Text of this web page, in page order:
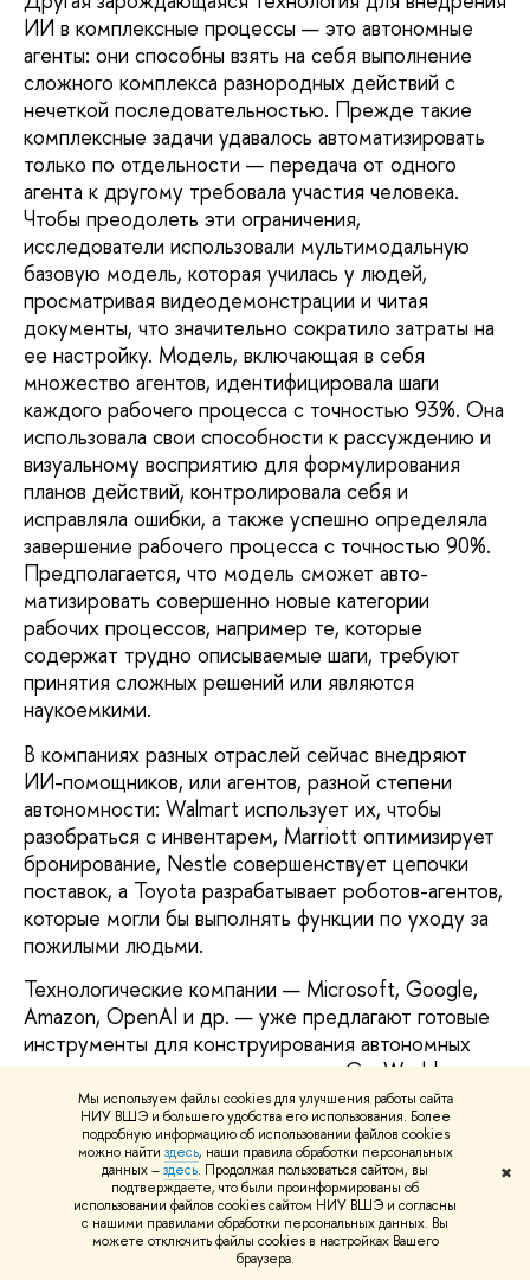
Мы используем файлы cookies для улучшения работы сайта
НИУ ВШЭ и большего удобства его использования. Более
подробную информацию об использовании файлов cookies
можно найти здесь, наши правила обработки персональных
данных –здесь. Продолжая пользоваться сайтом, вы
подтверждаете, что были проинформированы об
использовании файлов cookies сайтом НИУ ВШЭ и согласны
с нашими правилами обработки персональных данных. Вы
можете отключить файлы cookies в настройках Вашего
браузера.
✖
ИИ в комплексные процессы — это автономные
агенты: они способны взять на себя выполнение
сложного комплекса разнородных действий с
нечеткой последо­вательностью. Прежде такие
комплексные задачи удавалось автоматизировать
только по отдельности — передача от одного
агента к другому требовала участия человека.
Чтобы преодолеть эти ограничения,
исследователи использовали мультимо­дальную
базовую модель, которая училась у людей,
просматривая видеодемонстрации и читая
документы, что значительно сокра­тило затраты на
ее настройку. Модель, вклю­чающая в себя
множество агентов, иденти­фицировала шаги
каждого рабочего процесса с точностью 93%. Она
использовала свои способности к рассуждению и
визуальному восприятию для формулирования
планов действий, контролировала себя и
исправляла ошибки, а также успешно определяла
завер­шение рабочего процесса с точностью 90%.
Предполагается, что модель сможет авто­
матизировать совершенно новые категории
рабочих процессов, например те, которые
содержат трудно описываемые шаги, требуют
принятия сложных решений или являются
наукоемкими.
В компаниях разных отраслей сейчас вне­дряют
ИИ-помощников, или агентов, разной степени
автономности: Walmart исполь­зует их, чтобы
разобраться с инвентарем, Marriott оптимизирует
бронирование, Nestle совершенствует цепочки
поставок, а Toyota разрабатывает роботов-агентов,
которые могли бы выполнять функции по уходу за
пожилыми людьми.
Технологические компании — Microsoft, Google,
Amazon, OpenAI и др. — уже предла­гают готовые
инструменты для конструиро­вания автономных
агентов, часто с откры­тым кодом. GenWorlds
создала платформу, на которой ИИ-агенты могут
взаимодей­ствовать друг с другом, чтобы
выполнять комплексные задания. При этом участие
человека в дизайне, обучении и уточнении
действий искусственного разума остается
критически важным. «В наступающий век
автономных агентов это будет одним из ключей к